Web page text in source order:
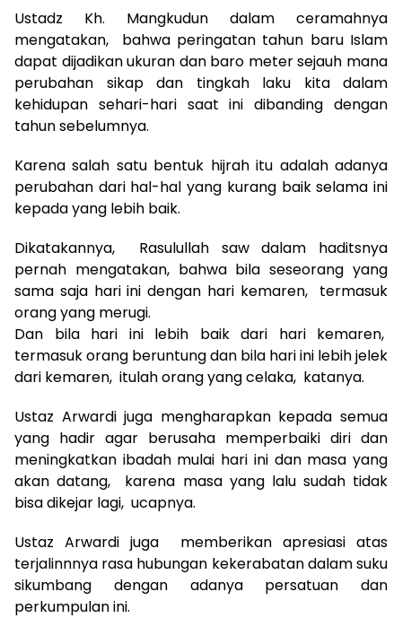
Ustadz Kh. Mangkudun dalam ceramahnya
mengatakan, bahwa peringatan tahun baru Islam
dapat dijadikan ukuran dan baro meter sejauh mana
perubahan sikap dan tingkah laku kita dalam
kehidupan sehari-hari saat ini dibanding dengan
tahun sebelumnya.
Karena salah satu bentuk hijrah itu adalah adanya
perubahan dari hal-hal yang kurang baik selama ini
kepada yang lebih baik.
Dikatakannya, Rasulullah saw dalam haditsnya
pernah mengatakan, bahwa bila seseorang yang
sama saja hari ini dengan hari kemaren, termasuk
orang yang merugi.
Dan bila hari ini lebih baik dari hari kemaren,
termasuk orang beruntung dan bila hari ini lebih jelek
dari kemaren, itulah orang yang celaka, katanya.
Ustaz Arwardi juga mengharapkan kepada semua
yang hadir agar berusaha memperbaiki diri dan
meningkatkan ibadah mulai hari ini dan masa yang
akan datang, karena masa yang lalu sudah tidak
bisa dikejar lagi, ucapnya.
Ustaz Arwardi juga memberikan apresiasi atas
terjalinnnya rasa hubungan kekerabatan dalam suku
sikumbang dengan adanya persatuan dan
perkumpulan ini.